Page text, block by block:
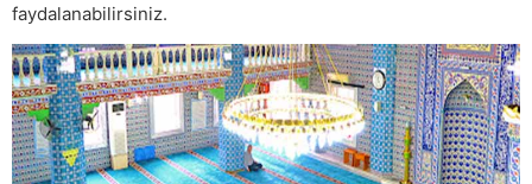
faydalanabilirsiniz.